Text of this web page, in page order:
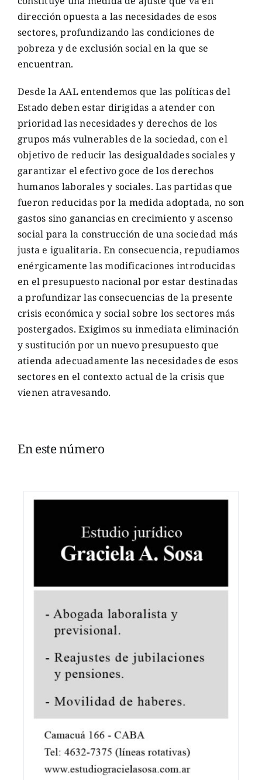
dirección opuesta a las necesidades de esos
sectores, profundizando las condiciones de
pobreza y de exclusión social en la que se
encuentran.
Desde la AAL entendemos que las políticas del
Estado deben estar dirigidas a atender con
prioridad las necesidades y derechos de los
grupos más vulnerables de la sociedad, con el
objetivo de reducir las desigualdades sociales y
garantizar el efectivo goce de los derechos
humanos laborales y sociales. Las partidas que
fueron reducidas por la medida adoptada, no son
gastos sino ganancias en crecimiento y ascenso
social para la construcción de una sociedad más
justa e igualitaria. En consecuencia, repudiamos
enérgicamente las modificaciones introducidas
en el presupuesto nacional por estar destinadas
a profundizar las consecuencias de la presente
crisis económica y social sobre los sectores más
postergados. Exigimos su inmediata eliminación
y sustitución por un nuevo presupuesto que
atienda adecuadamente las necesidades de esos
sectores en el contexto actual de la crisis que
vienen atravesando.
En este número